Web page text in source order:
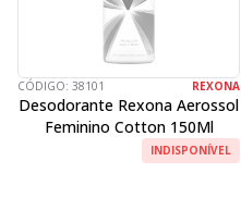
CÓDIGO: 38101 REXONA
Desodorante Rexona Aerossol
Feminino Cotton 150Ml
INDISPONÍVEL